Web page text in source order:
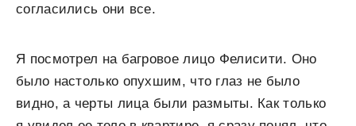
согласились они все.
Я посмотрел на багровое лицо Фелисити. Оно
было настолько опухшим, что глаз не было
видно, а черты лица были размыты. Как только